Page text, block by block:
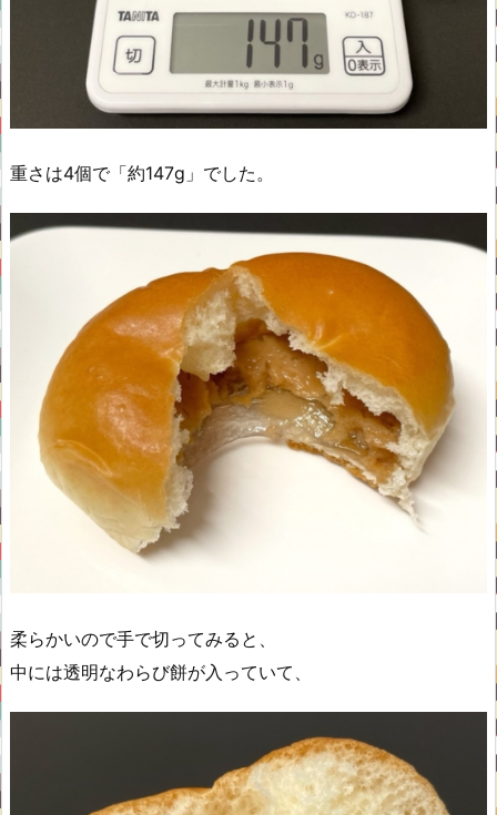
重さは4個で「約147g」でした。
柔らかいので手で切ってみると、
中には透明なわらび餅が入っていて、